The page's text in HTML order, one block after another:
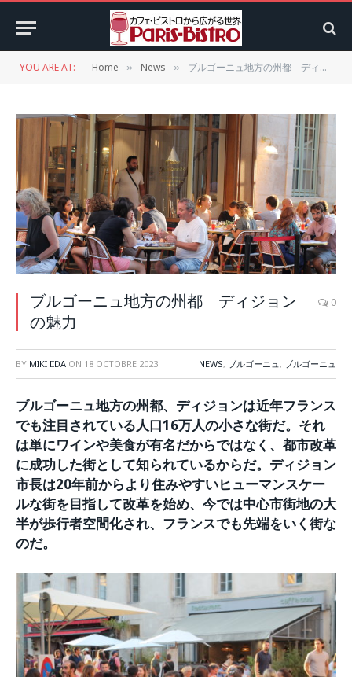
YOU ARE AT: Home » News » ブルゴーニュ地方の州都 ディジョンの魅力
ブルゴーニュ地方の州都 ディジョン
の魅力
0
BY MIKI IIDA ON 18 OCTOBRE 2023 NEWS, ブルゴーニュ, ブルゴーニュ
ブルゴーニュ地方の州都、ディジョンは近年フランス
でも注目されている人口16万人の小さな街だ。それ
は単にワインや美食が有名だからではなく、都市改革
に成功した街として知られているからだ。ディジョン
市長は20年前からより住みやすいヒューマンスケー
ルな街を目指して改革を始め、今では中心市街地の大
半が歩行者空間化され、フランスでも先端をいく街な
のだ。